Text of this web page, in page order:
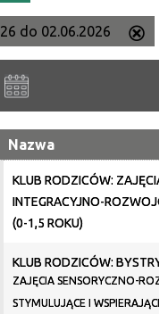
do 02.06.2026
ten
Nazwa
KLUB RODZICÓW: ZAJĘCIA
INTEGRACYJNO-
(0-1,5 ROKU)
KLUB RODZICÓW: BYSTRY
ZAJĘCIA SENSORYCZNO-
STYMULUJĄCE I